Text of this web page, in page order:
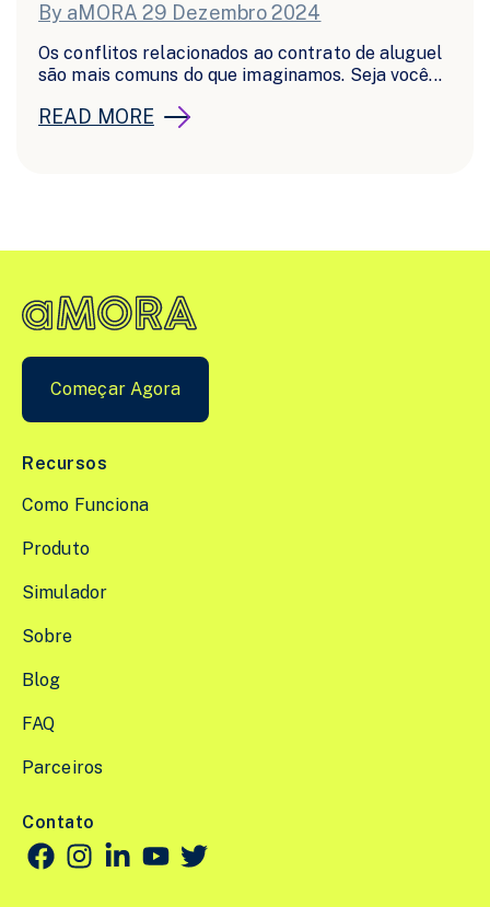
By aMORA 29 Dezembro 2024
Os conflitos relacionados ao contrato de aluguel
são mais comuns do que imaginamos. Seja você...
READ MORE
Começar Agora
Recursos
Como Funciona
Produto
Simulador
Sobre
Blog
FAQ
Parceiros
Contato